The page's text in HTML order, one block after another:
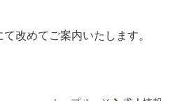
改めてご案内いたします。